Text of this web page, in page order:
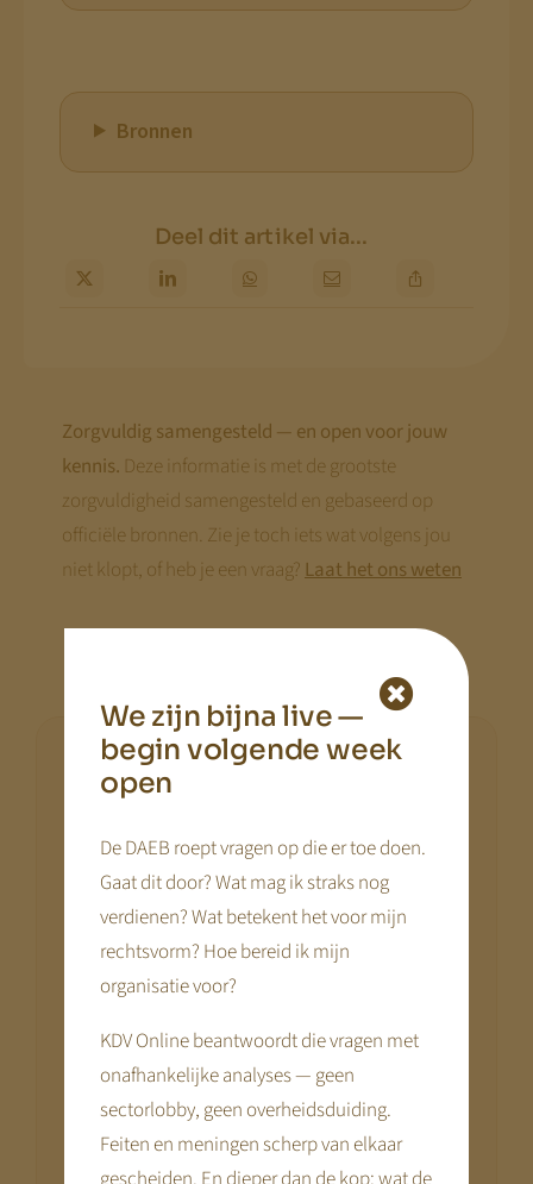
Bronnen
Deel dit artikel via...
Zorgvuldig samengesteld — en open voor jouw
kennis. Deze informatie is met de grootste
zorgvuldigheid samengesteld en gebaseerd op
officiële bronnen. Zie je toch iets wat volgens jou
niet klopt, of heb je een vraag? Laat het ons weten
We zijn bijna live —
begin volgende week
open
De DAEB roept vragen op die er toe doen.
Gaat dit door? Wat mag ik straks nog
verdienen? Wat betekent het voor mijn
rechtsvorm? Hoe bereid ik mijn
organisatie voor?
KDV Online beantwoordt die vragen met
onafhankelijke analyses — geen
sectorlobby, geen overheidsduiding.
Feiten en meningen scherp van elkaar